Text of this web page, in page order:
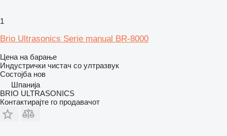
1
Brio Ultrasonics Serie manual BR-8000
Цена на барање
Индустрички чистач со ултразвук
Состојба нов
Шпанија
BRIO ULTRASONICS
Контактирајте го продавачот